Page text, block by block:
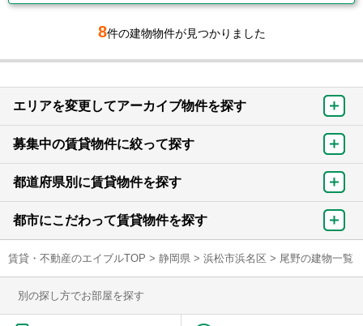
8件の建物物件が見つかりました
エリアを変更してアーカイブ物件を探す
募集中の賃貸物件に絞って探す
都道府県別に賃貸物件を探す
都市にこだわって賃貸物件を探す
賃貸・不動産のエイブルTOP > 静岡県 > 浜松市浜名区 > 尾野の建物一覧
別の探し方でお部屋を探す